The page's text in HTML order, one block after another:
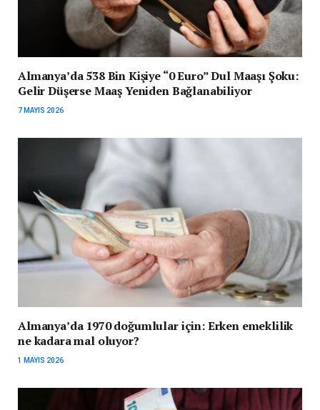
Almanya’da 538 Bin Kişiye “0 Euro” Dul Maaşı Şoku:
Gelir Düşerse Maaş Yeniden Bağlanabiliyor
7 MAYIS 2026
Almanya’da 1970 doğumlular için: Erken emeklilik
ne kadara mal oluyor?
1 MAYIS 2026